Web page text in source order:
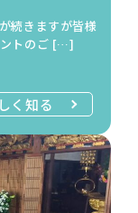
続きますが皆様
ントのご […]
く知る